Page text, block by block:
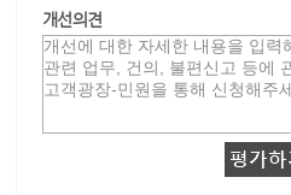
개선의견